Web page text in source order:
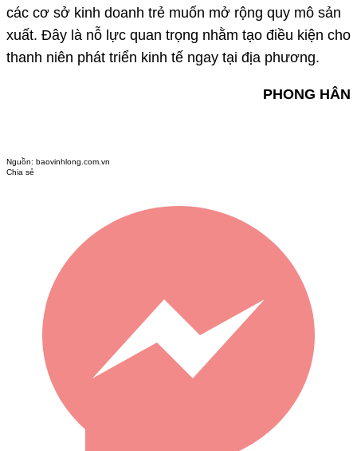
các cơ sở kinh doanh trẻ muốn mở rộng quy mô sản
xuất. Đây là nỗ lực quan trọng nhằm tạo điều kiện cho
thanh niên phát triển kinh tế ngay tại địa phương.
PHONG HÂN
Nguồn: baovinhlong.com.vn
Chia sẻ